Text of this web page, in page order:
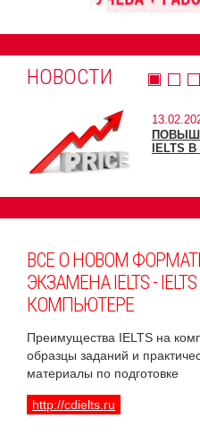
НОВОСТИ
IELTS
ВСЕ О НОВОМ
ЭКЗАМЕНА IELTS -
КОМПЬЮТЕРЕ
Преимущества IELTS на
образцы заданий и
материалы по подготовке
http://cdielts.ru